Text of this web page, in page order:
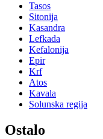
Tasos
Sitonija
Kasandra
Lefkada
Kefalonija
Epir
Krf
Atos
Kavala
Solunska regija
Ostalo